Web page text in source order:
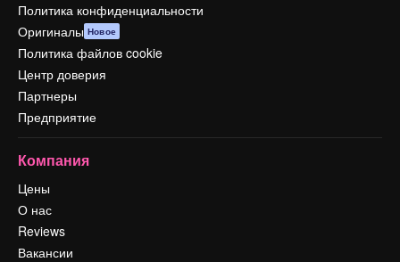
Политика конфиденциальности
Оригиналы Новое
Политика файлов cookie
Центр доверия
Партнеры
Предприятие
Компания
Цены
О нас
Reviews
Вакансии